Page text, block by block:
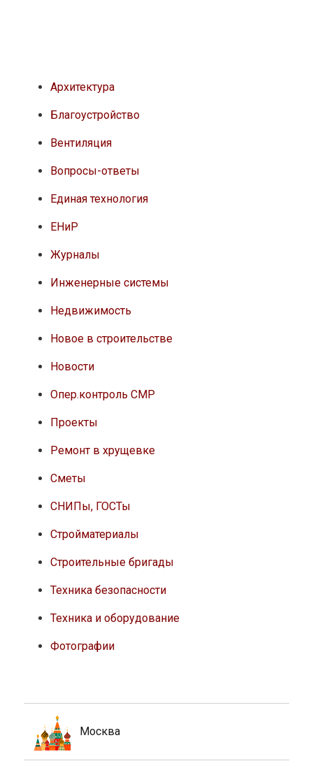
Архитектура
Благоустройство
Вентиляция
Вопросы-ответы
Единая технология
ЕНиР
Журналы
Инженерные системы
Недвижимость
Новое в строительстве
Новости
Опер.контроль СМР
Проекты
Ремонт в хрущевке
Сметы
СНИПы, ГОСТы
Стройматериалы
Строительные бригады
Техника безопасности
Техника и оборудование
Фотографии
Москва